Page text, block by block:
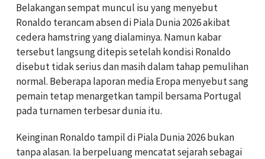
Belakangan sempat muncul isu yang menyebut
Ronaldo terancam absen di Piala Dunia 2026 akibat
cedera hamstring yang dialaminya. Namun kabar
tersebut langsung ditepis setelah kondisi Ronaldo
disebut tidak serius dan masih dalam tahap pemulihan
normal. Beberapa laporan media Eropa menyebut sang
pemain tetap menargetkan tampil bersama Portugal
pada turnamen terbesar dunia itu.
Keinginan Ronaldo tampil di Piala Dunia 2026 bukan
tanpa alasan. Ia berpeluang mencatat sejarah sebagai